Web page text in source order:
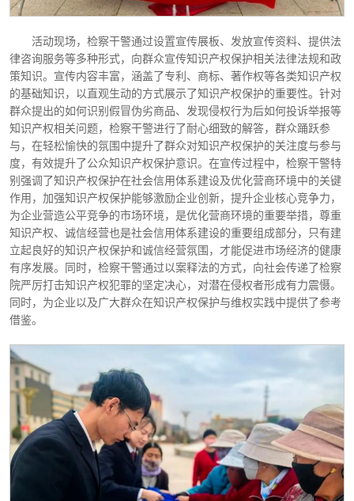
活动现场，检察干警通过设置宣传展板、发放宣传资料、提供法
律咨询服务等多种形式，向群众宣传知识产权保护相关法律法规和政
策知识。宣传内容丰富，涵盖了专利、商标、著作权等各类知识产权
的基础知识，以直观生动的方式展示了知识产权保护的重要性。针对
群众提出的如何识别假冒伪劣商品、发现侵权行为后如何投诉举报等
知识产权相关问题，检察干警进行了耐心细致的解答，群众踊跃参
与，在轻松愉快的氛围中提升了群众对知识产权保护的关注度与参与
度，有效提升了公众知识产权保护意识。在宣传过程中，检察干警特
别强调了知识产权保护在社会信用体系建设及优化营商环境中的关键
作用，加强知识产权保护能够激励企业创新，提升企业核心竞争力，
为企业营造公平竞争的市场环境，是优化营商环境的重要举措，尊重
知识产权、诚信经营也是社会信用体系建设的重要组成部分，只有建
立起良好的知识产权保护和诚信经营氛围，才能促进市场经济的健康
有序发展。同时，检察干警通过以案释法的方式，向社会传递了检察
院严厉打击知识产权犯罪的坚定决心，对潜在侵权者形成有力震慑。
同时，为企业以及广大群众在知识产权保护与维权实践中提供了参考
借鉴。